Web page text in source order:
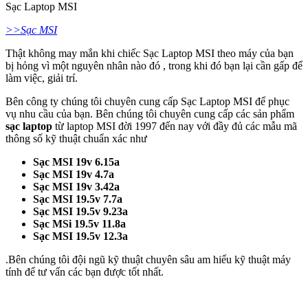
Sạc Laptop MSI
>>Sạc MSI
Thật không may mắn khi chiếc Sạc Laptop MSI theo máy của bạn
bị hỏng vì một nguyên nhân nào đó , trong khi đó bạn lại cần gấp để
làm việc, giải trí.
Bên công ty chúng tôi chuyên cung cấp Sạc Laptop MSI để phục
vụ nhu cầu của bạn. Bên chúng tôi chuyên cung cấp các sản phẩm
sạc laptop từ laptop MSI đời 1997 đến nay với đầy đủ các mẫu mã
thông số kỹ thuật chuẩn xác như
Sạc MSI 19v 6.15a
Sạc MSI 19v 4.7a
Sạc MSI 19v 3.42a
Sạc MSI 19.5v 7.7a
Sạc MSI 19.5v 9.23a
Sạc MSi 19.5v 11.8a
Sạc MSI 19.5v 12.3a
.Bên chúng tôi đội ngũ kỹ thuật chuyên sâu am hiểu kỹ thuật máy
tính để tư vấn các bạn được tốt nhất.